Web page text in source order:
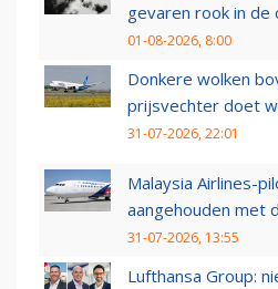
gevaren rook in de
01-08-2026, 8:00
Donkere wolken
prijsvechter doet
31-07-2026, 22:01
Malaysia Airlines-
aangehouden met
31-07-2026, 13:55
Lufthansa Group: